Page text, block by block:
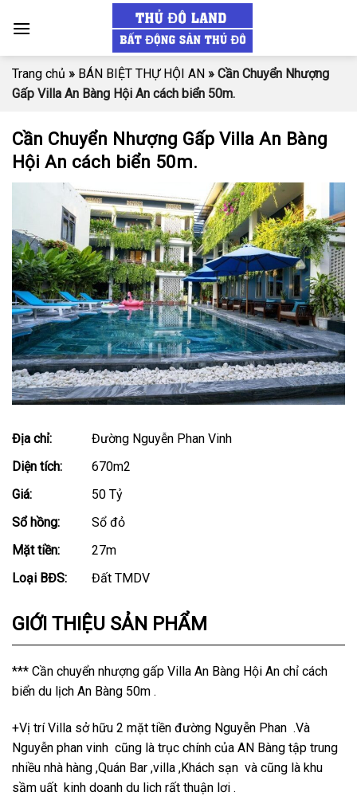
Trang chủ » BÁN BIỆT THỰ HỘI AN » Cần Chuyển Nhượng
Gấp Villa An Bàng Hội An cách biển 50m.
Cần Chuyển Nhượng Gấp Villa An Bàng
Hội An cách biển 50m.
Địa chỉ:
Đường Nguyễn Phan Vinh
Diện tích:
670m2
Giá:
50 Tỷ
Sổ hồng:
Sổ đỏ
Mặt tiền:
27m
Loại BĐS:
Đất TMDV
GIỚI THIỆU SẢN PHẨM
*** Cần chuyển nhượng gấp Villa An Bàng Hội An chỉ cách
biển du lịch An Bàng 50m .
+Vị trí Villa sở hữu 2 mặt tiền đường Nguyễn Phan .Và
Nguyễn phan vinh cũng là trục chính của AN Bàng tập trung
nhiều nhà hàng ,Quán Bar ,villa ,Khách sạn và cũng là khu
sầm uất kinh doanh du lich rất thuận lơi .